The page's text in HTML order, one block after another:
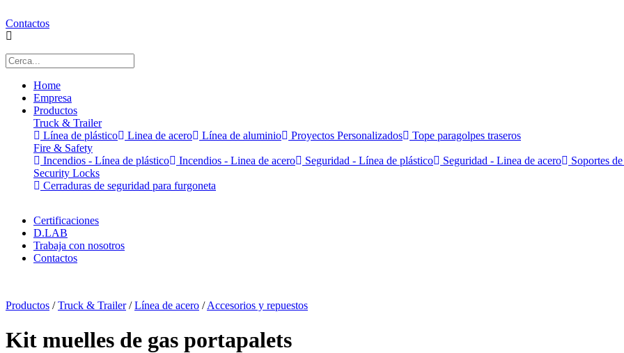
Contactos
Home
Empresa
Productos
Truck & Trailer
Línea de plástico
Linea de acero Línea de aluminio Proyectos Personalizados
Tope paragolpes traseros
Fire & Safety
Incendios - Línea de plástico
Incendios - Linea de acero Seguridad - Línea de plástico Seguridad - Linea de acero
Soportes
Security Locks
Cerraduras de seguridad para furgoneta
Certificaciones
D.LAB
Trabaja con nosotros
Contactos
Productos /Truck & Trailer/Línea de acero /Accesorios y repuestos
Kit muelles de gas portapalets